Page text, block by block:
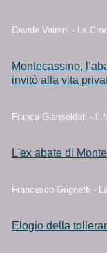
Davide Vairani - La
Montecassino,
invitò alla vita
Franca Giansoldati - Il
L'ex abate di
Francesco Grignetti -
Elogio della